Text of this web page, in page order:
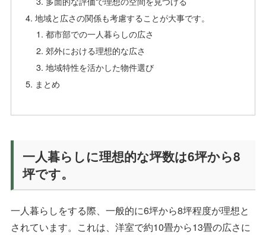
地域と広さの関係も考慮することが大事です。
都市部での一人暮らしの広さ
郊外における理想的な広さ
地域特性を活かした物件選び
まとめ
一人暮らしに理想的な坪数は6坪から8
坪です。
一人暮らしをする際、一般的に6坪から8坪程度が理想と
されています。これは、洋室で約10畳から13畳の広さに